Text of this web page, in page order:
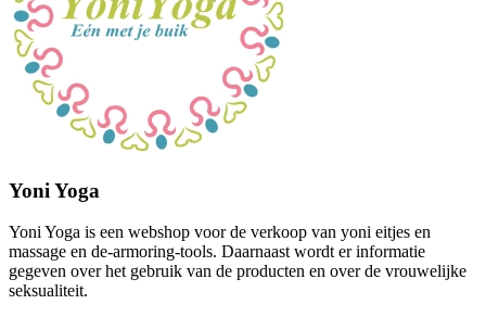
Yoni Yoga
Yoni Yoga is een webshop voor de verkoop van yoni eitjes en
massage en de-armoring-tools. Daarnaast wordt er informatie
gegeven over het gebruik van de producten en over de vrouwelijke
seksualiteit.